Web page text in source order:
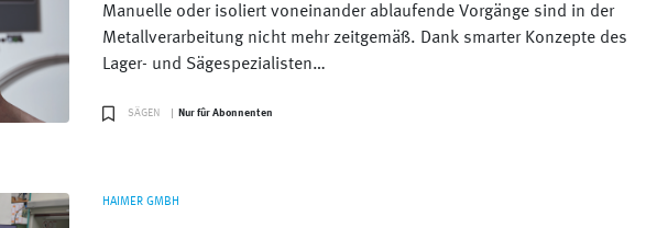
Manuelle oder isoliert voneinander ablaufende Vorgänge sind in der
Metallverarbeitung nicht mehr zeitgemäß. Dank smarter Konzepte des
Lager- und Sägespezialisten…
SÄGEN Nur fûr Abonnenten
HAIMER GMBH